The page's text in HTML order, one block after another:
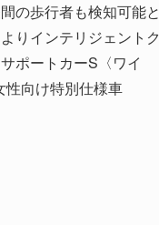
の歩行者も検知可能と
りインテリジェントク
ポートカーS〈ワイ
性向け特別仕様車